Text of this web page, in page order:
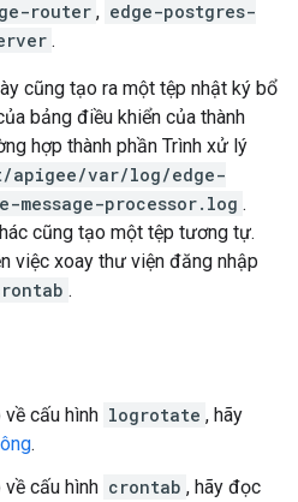
router , edge-postgres-
.
cũng tạo ra một tệp nhật ký bổ
bảng điều khiển của thành
hợp thành phần Trình xử lý
apigee/var/log/edge-
message-processor.log .
cũng tạo một tệp tương tự.
việc xoay thư viện đăng nhập
.
về cấu hình logrotate , hãy
.
về cấu hình crontab , hãy đọc